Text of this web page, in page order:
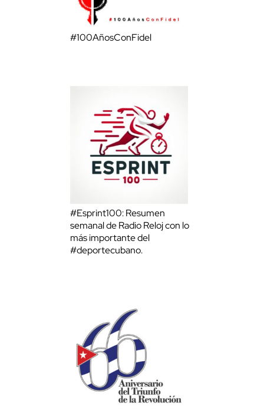
#100AñosConFidel
#Esprint100: Resumen
semanal de Radio Reloj con lo
más importante del
#deportecubano.